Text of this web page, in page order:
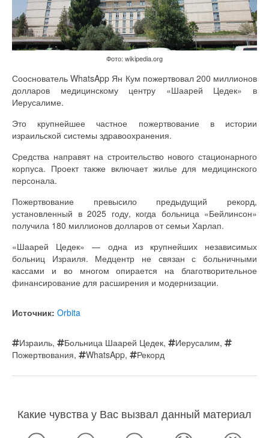
Фото: wikipedia.org
Сооснователь WhatsApp Ян Кум пожертвовал 200 миллионов
долларов медицинскому центру «Шаарей Цедек» в
Иерусалиме.
Это крупнейшее частное пожертвование в истории
израильской системы здравоохранения.
Средства направят на строительство нового стационарного
корпуса. Проект также включает жилье для медицинского
персонала.
Пожертвование превысило предыдущий рекорд,
установленный в 2025 году, когда больница «Бейлинсон»
получила 180 миллионов долларов от семьи Харлап.
«Шаарей Цедек» — одна из крупнейших независимых
больниц Израиля. Медцентр не связан с больничными
кассами и во многом опирается на благотворительное
финансирование для расширения и модернизации.
Источник: Orbita
Израиль, Больница Шаарей Цедек, Иерусалим,
Пожертвования, WhatsApp, Рекорд
Какие чувства у Вас вызвал данный материал